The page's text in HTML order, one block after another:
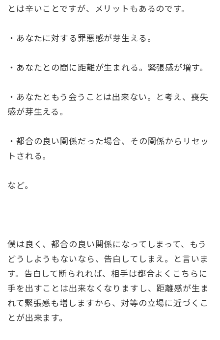
とは辛いことですが、メリットもあるのです。
・あなたに対する罪悪感が芽生える。
・あなたとの間に距離が生まれる。緊張感が増す。
・あなたともう会うことは出来ない。と考え、喪失
感が芽生える。
・都合の良い関係だった場合、その関係からリセッ
トされる。
など。
僕は良く、都合の良い関係になってしまって、もう
どうしようもないなら、告白してしまえ。と言いま
す。告白して断られれば、相手は都合よくこちらに
手を出すことは出来なくなりますし、距離感が生ま
れて緊張感も増しますから、対等の立場に近づくこ
とが出来ます。